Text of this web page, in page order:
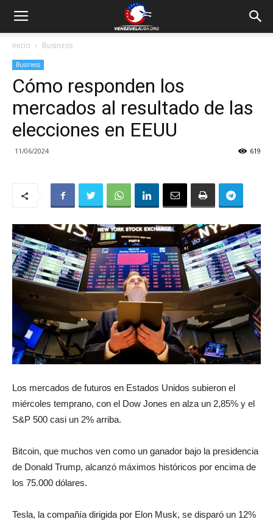
Inicio Business
Business
Cómo responden los
mercados al resultado de las
elecciones en EEUU
11/06/2024 619
Los mercados de futuros en Estados Unidos subieron el
miércoles temprano, con el Dow Jones en alza un 2,85% y el
S&P 500 casi un 2% arriba.
Bitcoin, que muchos ven como un ganador bajo la presidencia
de Donald Trump, alcanzó máximos históricos por encima de
los 75.000 dólares.
Tesla, la compañía dirigida por Elon Musk, se disparó un 12%